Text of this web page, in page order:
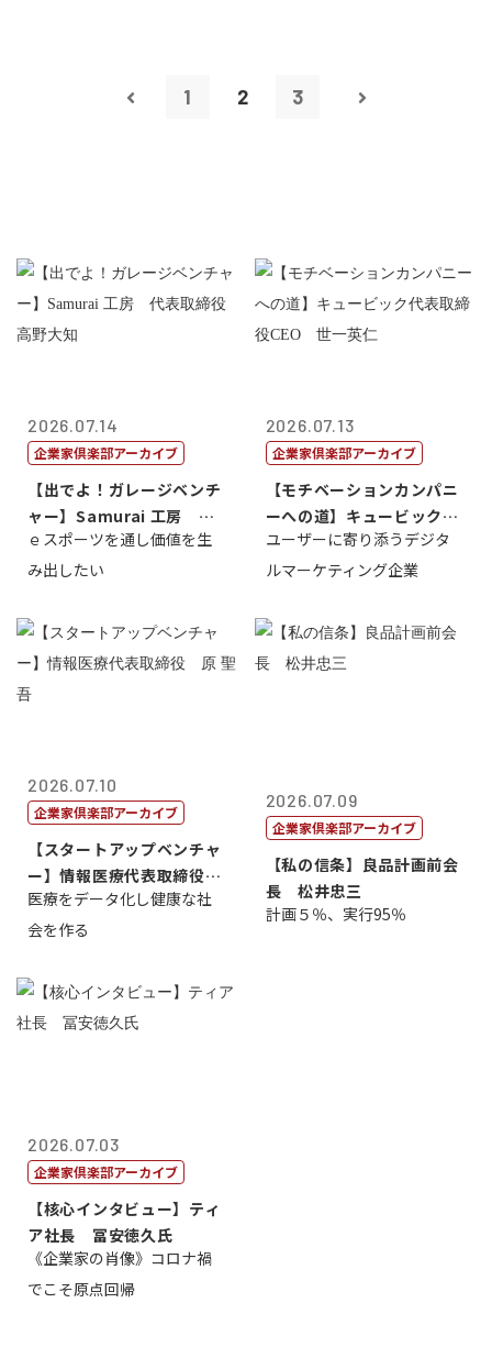
1 2 3
2026.07.14
企業家倶楽部アーカイブ
【出でよ！ガレージベンチ
ャー】Samurai 工房 代
表取締...
ｅスポーツを通し価値を生
み出したい
2026.07.13
企業家倶楽部アーカイブ
【モチベーションカンパニ
ーへの道】キュービック代
表取締役CE...
ユーザーに寄り添うデジタ
ルマーケティング企業
2026.07.10
企業家倶楽部アーカイブ
【スタートアップベンチャ
ー】情報医療代表取締役
原 聖吾
医療をデータ化し健康な社
会を作る
2026.07.09
企業家倶楽部アーカイブ
【私の信条】良品計画前会
長 松井忠三
計画５％、実行95％
2026.07.03
企業家倶楽部アーカイブ
【核心インタビュー】ティ
ア社長 冨安徳久氏
《企業家の肖像》コロナ禍
でこそ原点回帰